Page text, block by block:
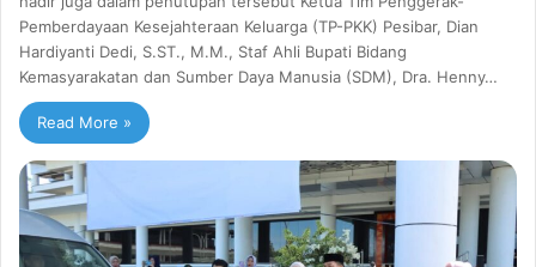
Pemberdayaan Kesejahteraan Keluarga (TP-PKK) Pesibar, Dian
Hardiyanti Dedi, S.ST., M.M., Staf Ahli Bupati Bidang
Kemasyarakatan dan Sumber Daya Manusia (SDM), Dra. Henny…
Read More »